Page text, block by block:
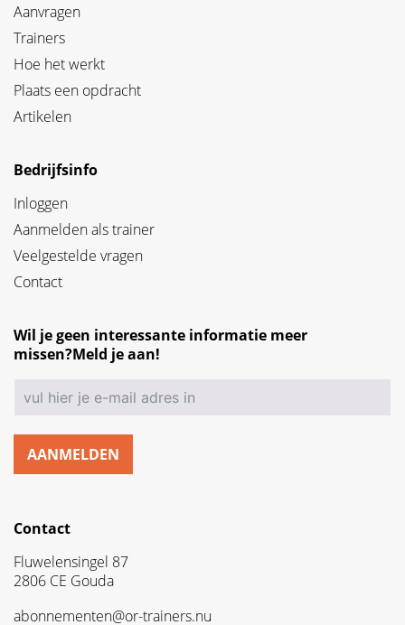
Aanvragen
Trainers
Hoe het werkt
Plaats een opdracht
Artikelen
Bedrijfsinfo
Inloggen
Aanmelden als trainer
Veelgestelde vragen
Contact
Wil je geen interessante informatie meer
missen?Meld je aan!
AANMELDEN
Contact
Fluwelensingel 87
2806 CE Gouda
abonnementen@or-trainers.nu